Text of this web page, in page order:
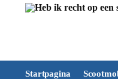
Startpagina